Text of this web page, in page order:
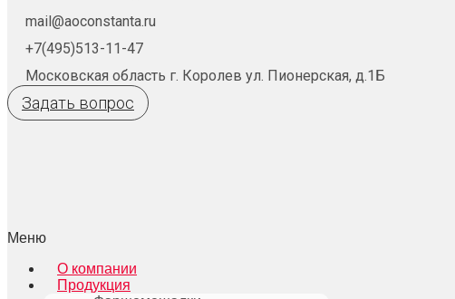
mail@aoconstanta.ru
+7(495)513-11-47
Московская область г. Королев ул. Пионерская, д.1Б
Задать вопрос
Меню
О компании
Продукция